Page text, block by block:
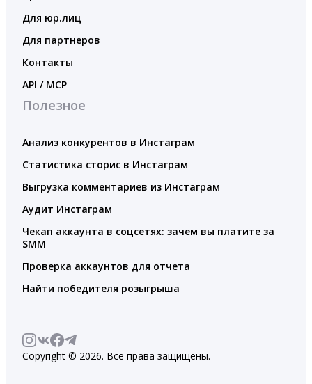
Для юр.лиц
Для партнеров
Контакты
API / MCP
Полезное
Анализ конкурентов в Инстаграм
Статистика сторис в Инстаграм
Выгрузка комментариев из Инстаграм
Аудит Инстаграм
Чекап аккаунта в соцсетях: зачем вы платите за
SMM
Проверка аккаунтов для отчета
Найти победителя розыгрыша
Copyright © 2026. Все права защищены.